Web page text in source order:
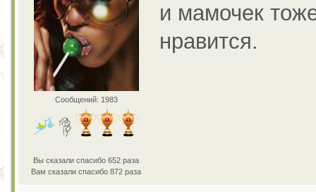
Сообщений: 1983
Вы сказали спасибо 652 раза
Вам сказали спасибо 872 раза
и мамочек
нравится.